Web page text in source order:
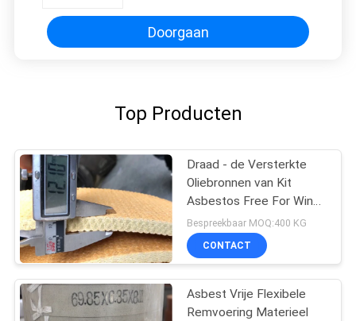
Doorgaan
Top Producten
Draad - de Versterkte
Oliebronnen van Kit
Asbestos Free For Winch
van de
Remschoenvoering
Bespreekbaar MOQ:400 KG
CONTACT
Asbest Vrije Flexibele
Remvoering Materieel